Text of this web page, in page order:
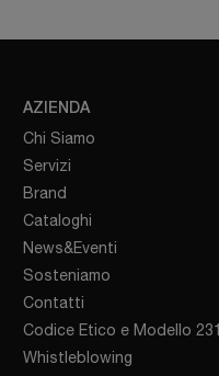
AZIENDA
Chi Siamo
Servizi
Brand
Cataloghi
News&Eventi
Sosteniamo
Contatti
Codice Etico e Modello 231
Whistleblowing